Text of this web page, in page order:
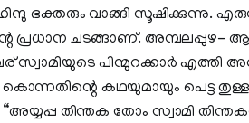
ഭക്തരും വാങ്ങി സൂഷിക്കുന്നു.
പ്രധാന ചടങ്ങാണ്. അമ്പലപ്പുഴ-
സ്വാമിയുടെ പിന്മുറക്കാര്‍ എത്തി
കൊന്നതിന്റെ കഥയുമായും പെട്ട
“അയ്യപ്പ തിന്തക തോം സ്വാമി